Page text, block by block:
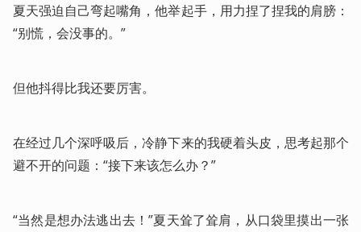
夏天强迫自己弯起嘴角，他举起手，用力捏了捏我的肩膀：
“别慌，会没事的。”
但他抖得比我还要厉害。
在经过几个深呼吸后，冷静下来的我硬着头皮，思考起那个
避不开的问题：“接下来该怎么办？”
“当然是想办法逃出去！”夏天耸了耸肩，从口袋里摸出一张